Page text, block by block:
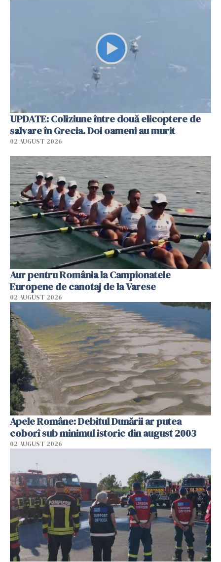
UPDATE: Coliziune între două elicoptere de
salvare în Grecia. Doi oameni au murit
02 AUGUST 2026
Aur pentru România la Campionatele
Europene de canotaj de la Varese
02 AUGUST 2026
Apele Române: Debitul Dunării ar putea
coborî sub minimul istoric din august 2003
02 AUGUST 2026